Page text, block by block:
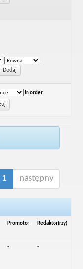
In order
1 następny
Promotor Redaktor(rzy)
- -